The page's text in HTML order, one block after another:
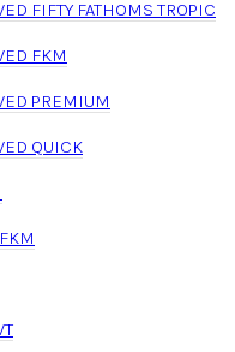
FIFTY FATHOMS TROPIC
FKM
PREMIUM
QUICK